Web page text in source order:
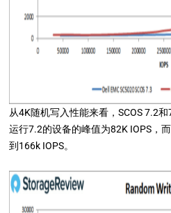
从4K随机写入性能来看，SCOS 7.2
运行7.2的设备的峰值为82K IOPS，
到166k IOPS。